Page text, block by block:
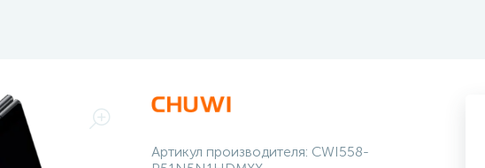
Артикул производителя: CWI558-